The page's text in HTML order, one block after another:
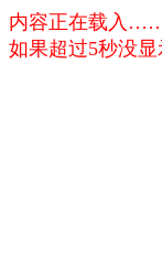
内容正在载入
如果超过5秒没